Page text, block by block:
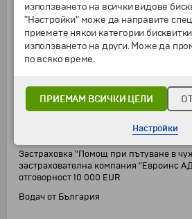
1 нощувка със закуска в хотел *** в
1 нощувка със закуска в хотел ** в
1 нощувка със закуска в хотел *** в
Панорамна обиколка на Виена с местен
Пешеходна разходка във Виена с
Посещение на манастира "Мелк" (без
Пешеходни разходки в Грац, Халщат и
Застраховка "Помощ при пътуване в
застрахователна компания "Евроинс
отговорност 10 000 EUR
Водач от България
използването на всички видове
"Настройки" може да направите
приемете някои категории
използването на други. Може да
по всяко време.
ПРИЕМАМ ВСИЧКИ ЦЕЛИ
Настройки